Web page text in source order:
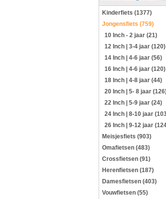
Kinderfiets (1377)
Jongensfiets (759)
10 Inch - 2 jaar (21)
12 Inch | 3-4 jaar (120)
14 Inch | 4-6 jaar (56)
16 Inch | 4-6 jaar (120)
18 Inch | 4-8 jaar (44)
20 Inch | 5- 8 jaar
22 Inch | 5-9 jaar (24)
24 Inch | 8-10 jaar
26 Inch | 9-12 jaar
Meisjesfiets (903)
Omafietsen (483)
Crossfietsen (91)
Herenfietsen (187)
Damesfietsen (403)
Vouwfietsen (55)